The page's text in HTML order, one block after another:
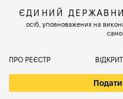
ЄДИНИЙ
осіб, уповноважених на
ПРО РЕЄСТР